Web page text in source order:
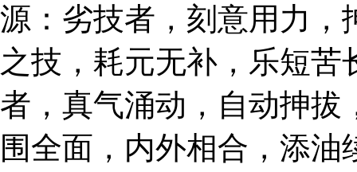
源：劣技者，刻意用力，
之技，耗元无补，乐短
者，真气涌动，自动抻拔
围全面，内外相合，添